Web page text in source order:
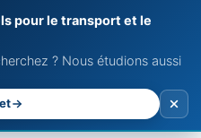
pour le transport et le
? Nous étudions aussi